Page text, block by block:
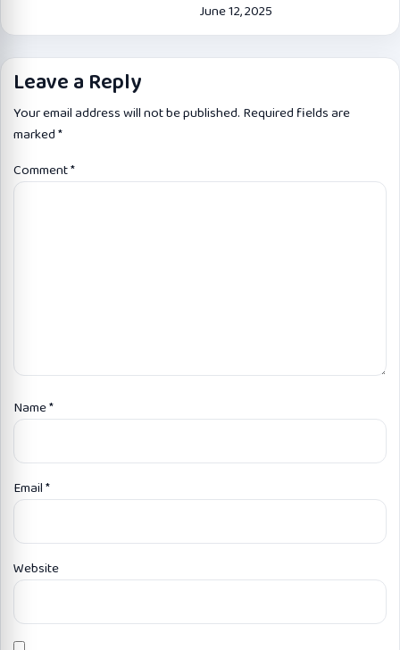
June 12, 2025
Leave a Reply
Your email address will not be published. Required fields are
marked*
Comment*
Name*
Email*
Website